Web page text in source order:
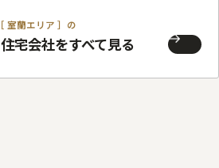
［ 室蘭エリア ］の
住宅会社をすべて見る